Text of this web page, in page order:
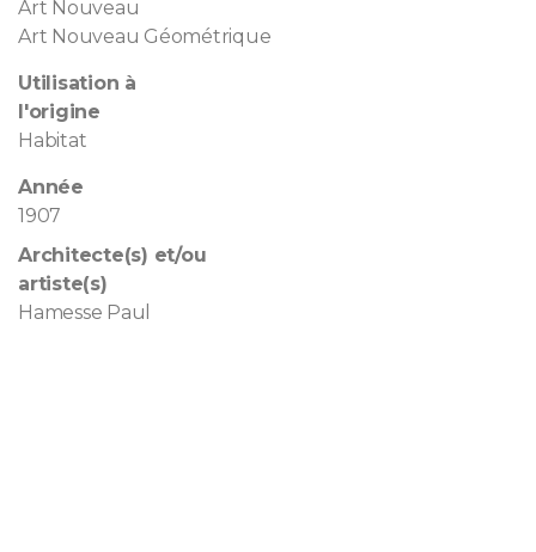
Art Nouveau
Art Nouveau Géométrique
Utilisation à
l'origine
Habitat
Année
1907
Architecte(s) et/ou
artiste(s)
Hamesse Paul